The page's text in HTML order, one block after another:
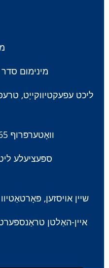
√ מינימום סדר
√ פּרעסיסיאָן סטרוקטור, IP65 וואָטערפּרוף
√ שיין אויסזען,